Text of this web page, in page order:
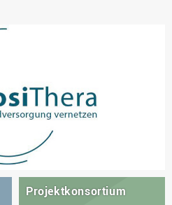
Projektkonsortium